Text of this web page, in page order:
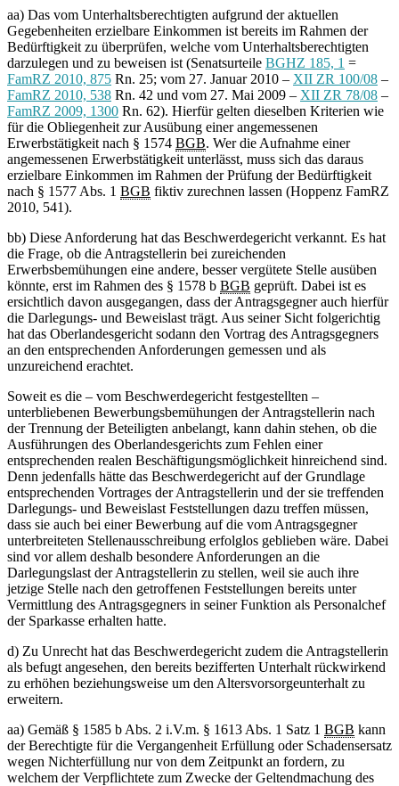
aa) Das vom Unterhaltsberechtigten aufgrund der aktuellen
Gegebenheiten erzielbare Einkommen ist bereits im Rahmen der
Bedürftigkeit zu überprüfen, welche vom Unterhaltsberechtigten
darzulegen und zu beweisen ist (Senatsurteile BGHZ 185, 1 =
FamRZ 2010, 875 Rn. 25; vom 27. Januar 2010 – XII ZR 100/08 –
FamRZ 2010, 538 Rn. 42 und vom 27. Mai 2009 – XII ZR 78/08 –
FamRZ 2009, 1300 Rn. 62). Hierfür gelten dieselben Kriterien wie
für die Obliegenheit zur Ausübung einer angemessenen
Erwerbstätigkeit nach § 1574 BGB. Wer die Aufnahme einer
angemessenen Erwerbstätigkeit unterlässt, muss sich das daraus
erzielbare Einkommen im Rahmen der Prüfung der Bedürftigkeit
nach § 1577 Abs. 1 BGB fiktiv zurechnen lassen (Hoppenz FamRZ
2010, 541).
bb) Diese Anforderung hat das Beschwerdegericht verkannt. Es hat
die Frage, ob die Antragstellerin bei zureichenden
Erwerbsbemühungen eine andere, besser vergütete Stelle ausüben
könnte, erst im Rahmen des § 1578 b BGB geprüft. Dabei ist es
ersichtlich davon ausgegangen, dass der Antragsgegner auch hierfür
die Darlegungs- und Beweislast trägt. Aus seiner Sicht folgerichtig
hat das Oberlandesgericht sodann den Vortrag des Antragsgegners
an den entsprechenden Anforderungen gemessen und als
unzureichend erachtet.
Soweit es die – vom Beschwerdegericht festgestellten –
unterbliebenen Bewerbungsbemühungen der Antragstellerin nach
der Trennung der Beteiligten anbelangt, kann dahin stehen, ob die
Ausführungen des Oberlandesgerichts zum Fehlen einer
entsprechenden realen Beschäftigungsmöglichkeit hinreichend sind.
Denn jedenfalls hätte das Beschwerdegericht auf der Grundlage
entsprechenden Vortrages der Antragstellerin und der sie treffenden
Darlegungs- und Beweislast Feststellungen dazu treffen müssen,
dass sie auch bei einer Bewerbung auf die vom Antragsgegner
unterbreiteten Stellenausschreibung erfolglos geblieben wäre. Dabei
sind vor allem deshalb besondere Anforderungen an die
Darlegungslast der Antragstellerin zu stellen, weil sie auch ihre
jetzige Stelle nach den getroffenen Feststellungen bereits unter
Vermittlung des Antragsgegners in seiner Funktion als Personalchef
der Sparkasse erhalten hatte.
d) Zu Unrecht hat das Beschwerdegericht zudem die Antragstellerin
als befugt angesehen, den bereits bezifferten Unterhalt rückwirkend
zu erhöhen beziehungsweise um den Altersvorsorgeunterhalt zu
erweitern.
aa) Gemäß § 1585 b Abs. 2 i.V.m. § 1613 Abs. 1 Satz 1 BGB kann
der Berechtigte für die Vergangenheit Erfüllung oder Schadensersatz
wegen Nichterfüllung nur von dem Zeitpunkt an fordern, zu
welchem der Verpflichtete zum Zwecke der Geltendmachung des